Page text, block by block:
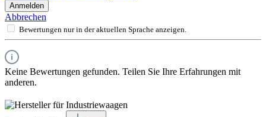
Anmelden
Abbrechen
Bewertungen nur in der aktuellen Sprache anzeigen.
Keine Bewertungen gefunden. Teilen Sie Ihre Erfahrungen mit
anderen.